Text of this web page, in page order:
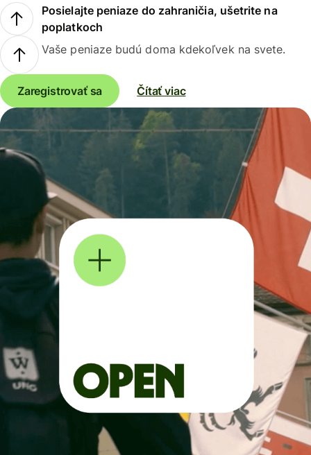
Posielajte peniaze do zahraničia, ušetrite na
poplatkoch
Vaše peniaze budú doma kdekoľvek na svete.
Zaregistrovať sa Čítať viac